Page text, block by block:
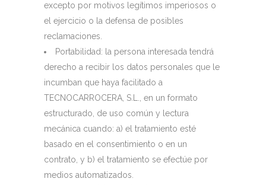
excepto por motivos legítimos imperiosos o
el ejercicio o la defensa de posibles
reclamaciones.
Portabilidad: la persona interesada tendrá
derecho a recibir los datos personales que le
incumban que haya facilitado a
TECNOCARROCERA, S.L., en un formato
estructurado, de uso común y lectura
mecánica cuando: a) el tratamiento esté
basado en el consentimiento o en un
contrato, y b) el tratamiento se efectúe por
medios automatizados.